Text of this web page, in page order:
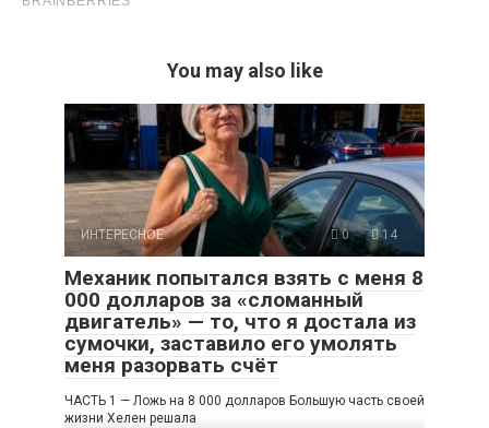
You may also like
ИНТЕРЕСНОЕ 0 14
Механик попытался взять с меня 8
000 долларов за «сломанный
двигатель» — то, что я достала из
сумочки, заставило его умолять
меня разорвать счёт
ЧАСТЬ 1 — Ложь на 8 000 долларов Большую часть своей
жизни Хелен решала